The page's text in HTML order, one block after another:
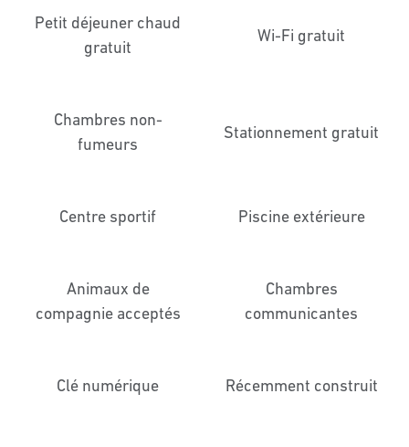
Petit déjeuner chaud
gratuit
Wi-Fi gratuit
Chambres non-
fumeurs
Stationnement gratuit
Centre sportif Piscine extérieure
Animaux de
compagnie acceptés
Chambres
communicantes
Clé numérique Récemment construit